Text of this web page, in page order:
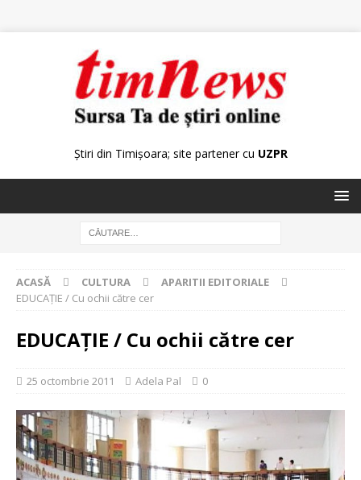
Știri din Timișoara; site partener cu UZPR
ACASĂ CULTURA
APARITII EDITORIALE
EDUCAȚIE / Cu ochii către cer
EDUCAȚIE / Cu ochii către cer
25 octombrie 2011 Adela Pal 0